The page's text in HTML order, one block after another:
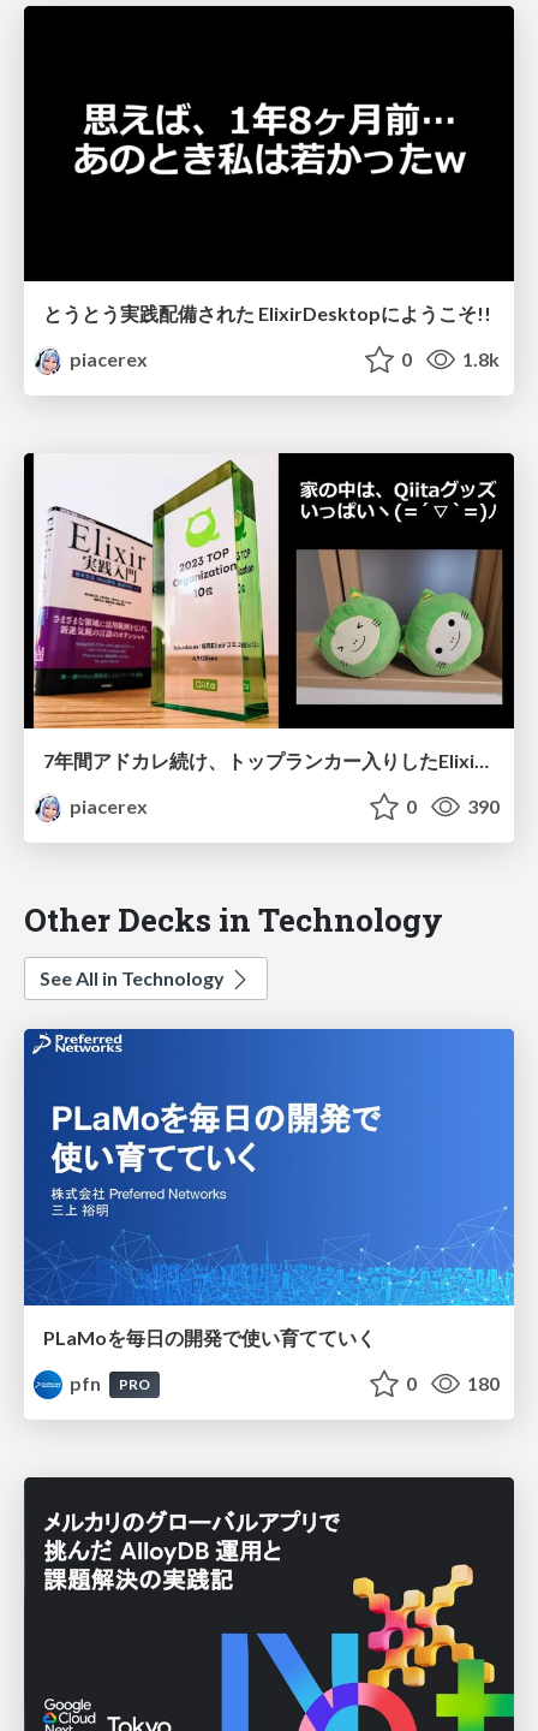
とうとう実践配備された ElixirDesktopにようこそ!!
piacerex
0 1.8k
7年間アドカレ続け、トップランカー入りしたElixirにようこそ!!
piacerex
0 390
Other Decks in Technology
See All in Technology
PLaMoを毎日の開発で使い育てていく
pfn
PRO 0 180